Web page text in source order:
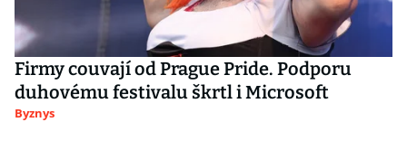
Firmy couvají od Prague Pride. Podporu
duhovému festivalu škrtl i Microsoft
Byznys